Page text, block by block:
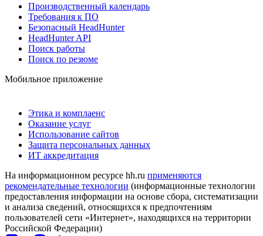
Производственный календарь
Требования к ПО
Безопасный HeadHunter
HeadHunter API
Поиск работы
Поиск по резюме
Мобильное приложение
Этика и комплаенс
Оказание услуг
Использование сайтов
Защита персональных данных
ИТ аккредитация
На информационном ресурсе hh.ru применяются
рекомендательные технологии (информационные технологии
предоставления информации на основе сбора, систематизации
и анализа сведений, относящихся к предпочтениям
пользователей сети «Интернет», находящихся на территории
Российской Федерации)